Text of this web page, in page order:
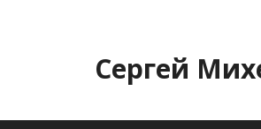
содержимомуСергей